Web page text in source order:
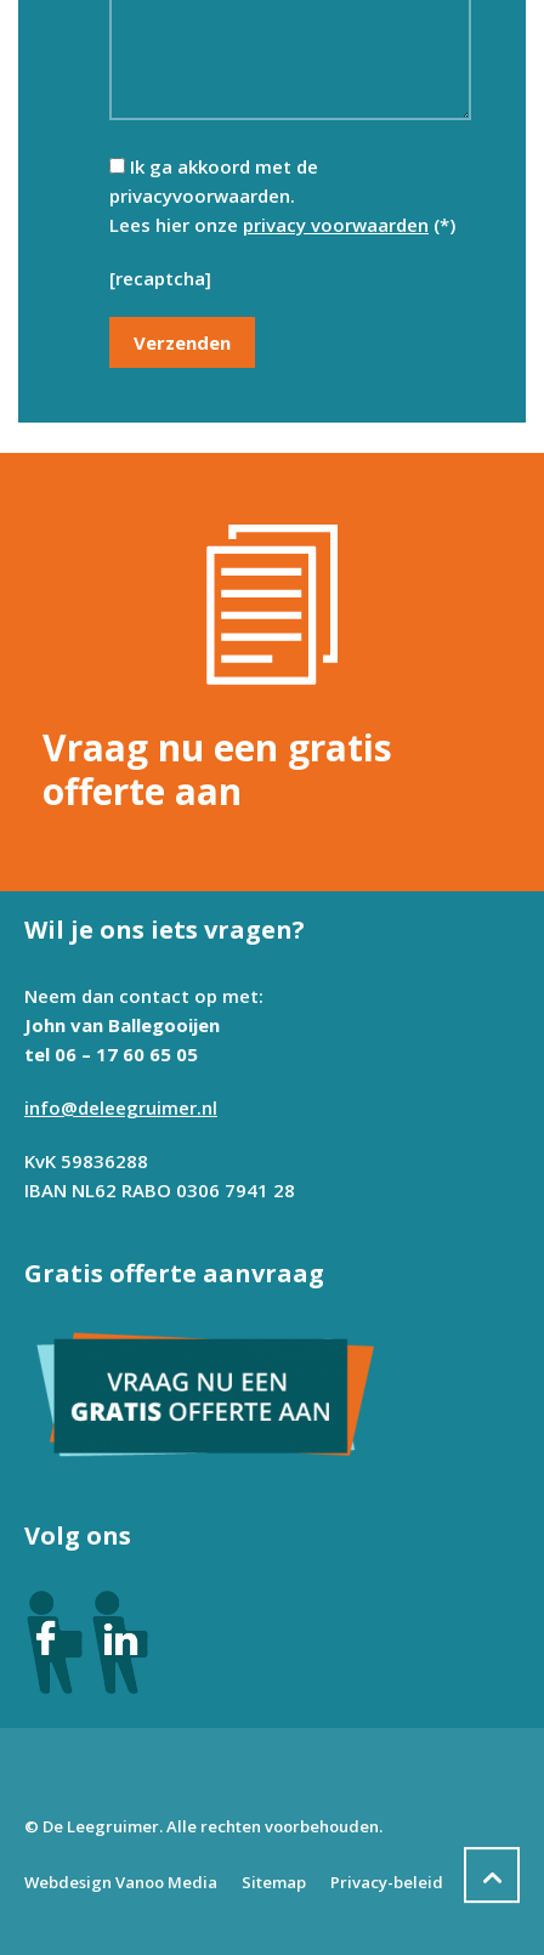
Ik ga akkoord met de
privacyvoorwaarden.
Lees hier onze privacy voorwaarden (*)
[recaptcha]
Vraag nu een gratis
offerte aan
Wil je ons iets vragen?
Neem dan contact op met:
John van Ballegooijen
tel 06 – 17 60 65 05
info@deleegruimer.nl
KvK 59836288
IBAN NL62 RABO 0306 7941 28
Gratis offerte aanvraag
Volg ons
© De Leegruimer. Alle rechten voorbehouden.
Webdesign Vanoo Media Sitemap Privacy-beleid